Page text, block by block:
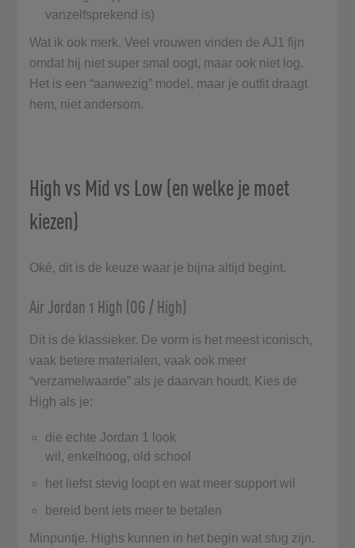
vanzelfsprekend is)
Wat ik ook merk. Veel vrouwen vinden de AJ1 fijn
omdat hij niet super smal oogt, maar ook niet log.
Het is een “aanwezig” model, maar je outfit draagt
hem, niet andersom.
High vs Mid vs Low (en welke je moet
kiezen)
Oké, dit is de keuze waar je bijna altijd begint.
Air Jordan 1 High (OG / High)
Dit is de klassieker. De vorm is het meest iconisch,
vaak betere materialen, vaak ook meer
“verzamelwaarde” als je daarvan houdt. Kies de
High als je:
die echte Jordan 1 look
wil, enkelhoog, old school
het liefst stevig loopt en wat meer support wil
bereid bent iets meer te betalen
Minpuntje. Highs kunnen in het begin wat stug zijn.